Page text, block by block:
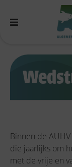
Binnen de
die jaarlijks om
met de vrije en